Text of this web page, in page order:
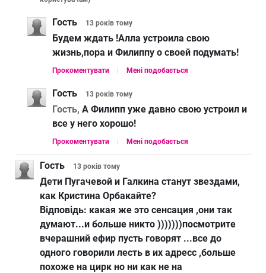
Гость 13 років тому
Будем ждать !Алла устроила свою
жизнь,пора и Филиппу о своей подумать!
Прокоментувати Мені подобається
Гость 13 років тому
Гость, А Филипп уже давно свою устроил и
все у него хорошо!
Прокоментувати Мені подобається
Гость 13 років тому
Дети Пугачевой и Галкина станут звездами,
как Кристина Орбакайте?
Відповідь: какая же это сенсация ,они так
думают...и больше никто )))))))посмотрите
вчерашний ефир пусть говорят ...все до
одного говорили лесть в их адресс ,больше
похоже на цирк но ни как не на